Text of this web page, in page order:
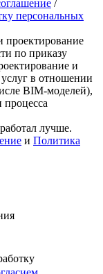
/
персональных
по приказу
и
услуг в отношении
BIM-моделей),
лучше.
и Политика